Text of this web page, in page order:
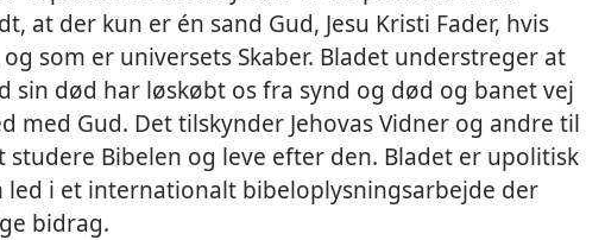
at der kun er én sand Gud, Jesu Kristi Fader, hvis
og som er universets Skaber. Bladet understreger at
sin død har løskøbt os fra synd og død og banet vej
med Gud. Det tilskynder Jehovas Vidner og andre til
Bibelen og leve efter den. Bladet er upolitisk
led i et internationalt bibeloplysningsarbejde der
bidrag.